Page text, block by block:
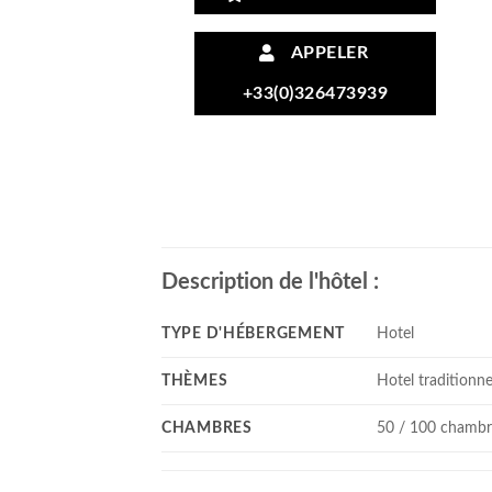
APPELER
+33(0)326473939
Description de l'hôtel :
TYPE D'HÉBERGEMENT Hotel
THÈMES Hotel
CHAMBRES 50 / 100